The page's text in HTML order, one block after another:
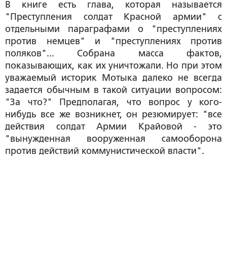
В книге есть глава, которая называется
"Преступления солдат Красной армии" с
отдельными параграфами о "преступлениях
против немцев" и "преступлениях против
поляков"... Собрана масса фактов,
показывающих, как их уничтожали. Но при этом
уважаемый историк Мотыка далеко не всегда
задается обычным в такой ситуации вопросом:
"За что?" Предполагая, что вопрос у кого-
нибудь все же возникнет, он резюмирует: "все
действия солдат Армии Крайовой - это
"вынужденная вооруженная самооборона
против действий коммунистической власти".